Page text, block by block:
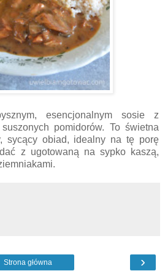
esencjonalnym sosie z
pomidorów. To świetna
sycący obiad, idealny na tę porę
z ugotowaną na sypko kaszą,
›
Strona główna